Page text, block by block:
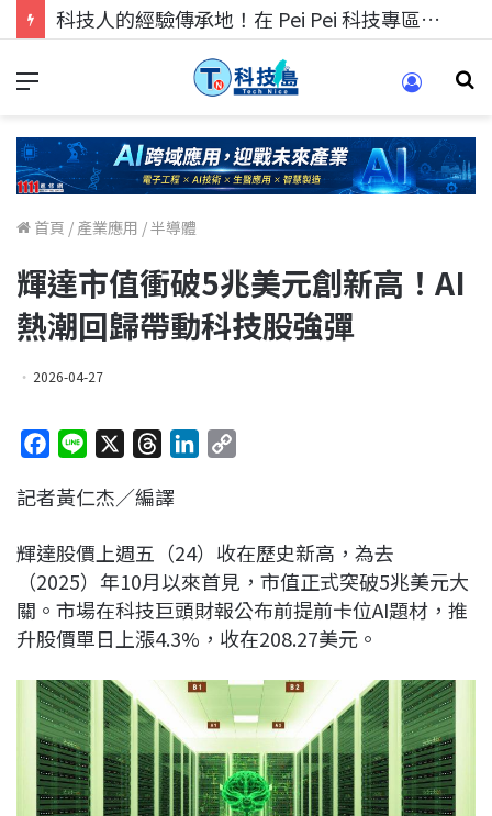
科技人的經驗傳承地！在 Pei Pei 科技專區，與學弟妹交流最硬核的技術
首頁 / 產業應用 /半導體
輝達市值衝破5兆美元創新高！AI
熱潮回歸帶動科技股強彈
2026-04-27
c
b
o
o
k
n
r
a
d
s
e
d
I
n
L
i
n
k
記者黃仁杰／編譯
輝達股價上週五（24）收在歷史新高，為去
（2025）年10月以來首見，市值正式突破5兆美元大
關。市場在科技巨頭財報公布前提前卡位AI題材，推
升股價單日上漲4.3%，收在208.27美元。